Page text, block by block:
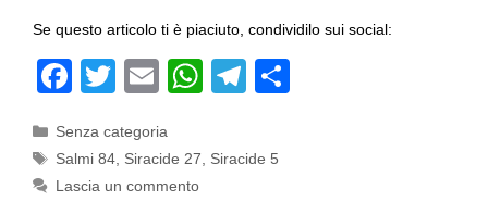
Se questo articolo ti è piaciuto, condividilo sui social:
F
c
e
T
tt
er
E
ail
W
at
T
e
Categorie
Senza categoria
Tag
Salmi 84, Siracide 27, Siracide 5
Lascia un commento